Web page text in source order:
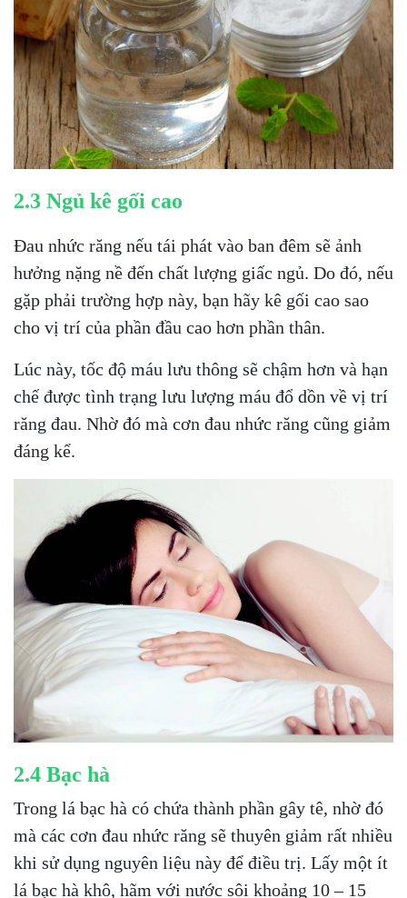
2.3 Ngủ kê gối cao
Đau nhức răng nếu tái phát vào ban đêm sẽ ảnh
hưởng nặng nề đến chất lượng giấc ngủ. Do đó, nếu
gặp phải trường hợp này, bạn hãy kê gối cao sao
cho vị trí của phần đầu cao hơn phần thân.
Lúc này, tốc độ máu lưu thông sẽ chậm hơn và hạn
chế được tình trạng lưu lượng máu đổ dồn về vị trí
răng đau. Nhờ đó mà cơn đau nhức răng cũng giảm
đáng kể.
2.4 Bạc hà
Trong lá bạc hà có chứa thành phần gây tê, nhờ đó
mà các cơn đau nhức răng sẽ thuyên giảm rất nhiều
khi sử dụng nguyên liệu này để điều trị. Lấy một ít
lá bạc hà khô, hãm với nước sôi khoảng 10 – 15